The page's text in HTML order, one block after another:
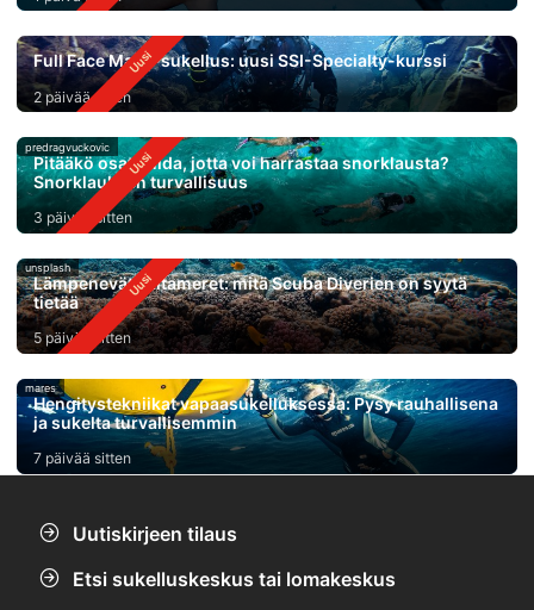
Full Face Mask-sukellus: uusi SSI-Specialty-kurssi
2 päivää sitten
predragvuckovic
Pitääkö osata uida, jotta voi harrastaa snorklausta?
Snorklauksen turvallisuus
3 päivää sitten
unsplash
Lämpenevät valtameret: mitä Scuba Diverien on syytä
tietää
5 päivää sitten
mares
Hengitystekniikat vapaasukelluksessa: Pysy rauhallisena
ja sukelta turvallisemmin
7 päivää sitten
Uutiskirjeen tilaus
Etsi sukelluskeskus tai lomakeskus